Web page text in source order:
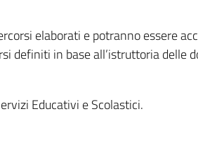
elaborati e potranno essere
definiti in base all’istruttoria delle
Educativi e Scolastici.